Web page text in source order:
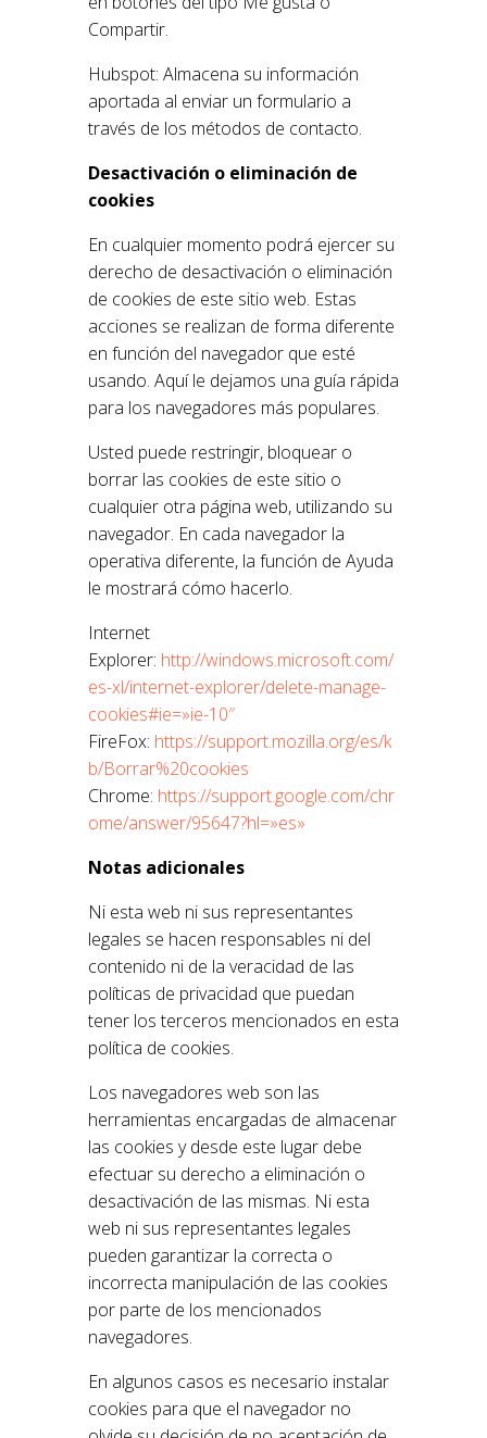
Compartir.
Hubspot: Almacena su información
aportada al enviar un formulario a
través de los métodos de contacto.
Desactivación o eliminación de
cookies
En cualquier momento podrá ejercer su
derecho de desactivación o eliminación
de cookies de este sitio web. Estas
acciones se realizan de forma diferente
en función del navegador que esté
usando. Aquí le dejamos una guía rápida
para los navegadores más populares.
Usted puede restringir, bloquear o
borrar las cookies de este sitio o
cualquier otra página web, utilizando su
navegador. En cada navegador la
operativa diferente, la función de Ayuda
le mostrará cómo hacerlo.
Internet
Explorer: http://windows.microsoft.com/
es-xl/internet-explorer/delete-manage-
cookies#ie=»ie-10″
FireFox: https://support.mozilla.org/es/k
b/Borrar%20cookies
Chrome: https://support.google.com/chr
ome/answer/95647?hl=»es»
Notas adicionales
Ni esta web ni sus representantes
legales se hacen responsables ni del
contenido ni de la veracidad de las
políticas de privacidad que puedan
tener los terceros mencionados en esta
política de cookies.
Los navegadores web son las
herramientas encargadas de almacenar
las cookies y desde este lugar debe
efectuar su derecho a eliminación o
desactivación de las mismas. Ni esta
web ni sus representantes legales
pueden garantizar la correcta o
incorrecta manipulación de las cookies
por parte de los mencionados
navegadores.
En algunos casos es necesario instalar
cookies para que el navegador no